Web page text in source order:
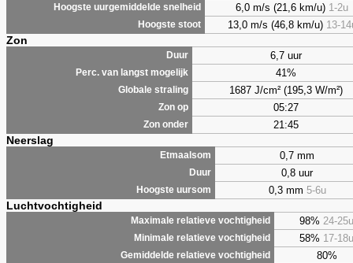
Hoogste uurgemiddelde snelheid 6,0 m/s (21,6 km/u) 1-2u
Hoogste stoot 13,0 m/s (46,8 km/u) 13-
Zon
Duur 6,7 uur
Perc. van langst mogelijk 41%
Globale straling 1687 J/cm² (195,3 W/m²)
Zon op 05:27
Zon onder 21:45
Neerslag
Etmaalsom 0,7 mm
Duur 0,8 uur
Hoogste uursom 0,3 mm 5-6u
Luchtvochtigheid
Maximale relatieve vochtigheid 98% 24-25u
Minimale relatieve vochtigheid 58% 17-18u
Gemiddelde relatieve vochtigheid 80%